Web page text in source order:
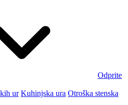
Odprite
ur Kuhinjska ura Otroška stenska